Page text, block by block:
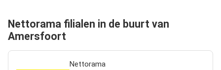
Nettorama filialen in de buurt van
Amersfoort
Nettorama